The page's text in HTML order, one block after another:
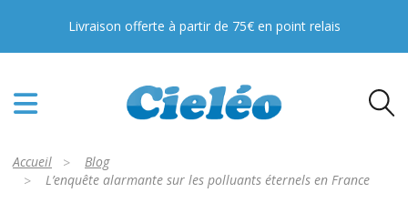
PFAS, TFA, Pesticides : toutes nos solutions
pour votre eau !
En savoir plus
Livraison offerte à partir de 75€ en point relais
Accueil
Blog
L’enquête alarmante sur les polluants éternels en France